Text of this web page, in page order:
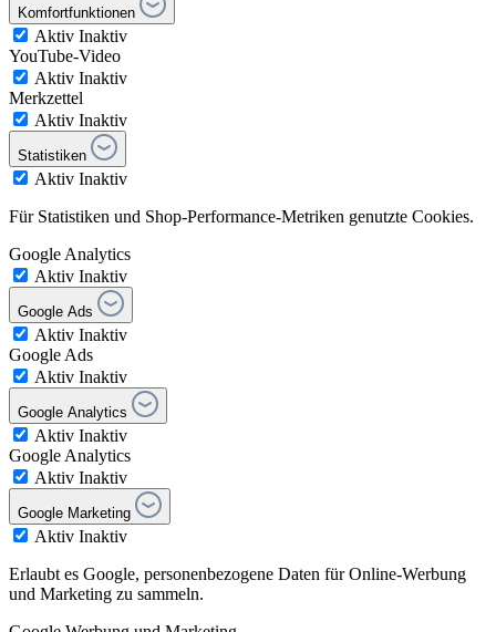
Komfortfunktionen
Aktiv Inaktiv
YouTube-Video
Aktiv Inaktiv
Merkzettel
Aktiv Inaktiv
Statistiken
Aktiv Inaktiv
Für Statistiken und Shop-Performance-Metriken genutzte Cookies.
Google Analytics
Aktiv Inaktiv
Google Ads
Aktiv Inaktiv
Google Ads
Aktiv Inaktiv
Google Analytics
Aktiv Inaktiv
Google Analytics
Aktiv Inaktiv
Google Marketing
Aktiv Inaktiv
Erlaubt es Google, personenbezogene Daten für Online-Werbung
und Marketing zu sammeln.